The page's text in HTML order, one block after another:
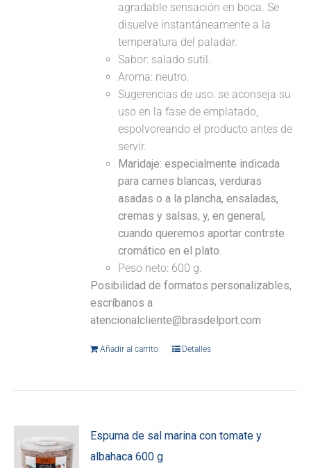
agradable sensación en boca. Se
disuelve instantáneamente a la
temperatura del paladar.
Sabor: salado sutil.
Aroma: neutro.
Sugerencias de uso: se aconseja su
uso en la fase de emplatado,
espolvoreando el producto antes de
servir.
Maridaje: especialmente indicada
para carnes blancas, verduras
asadas o a la plancha, ensaladas,
cremas y salsas, y, en general,
cuando queremos aportar contrste
cromático en el plato.
Peso neto: 600 g.
Posibilidad de formatos personalizables,
escríbanos a
atencionalcliente@brasdelport.com
Añadir al carrito Detalles
Espuma de sal marina con tomate y
albahaca 600 g